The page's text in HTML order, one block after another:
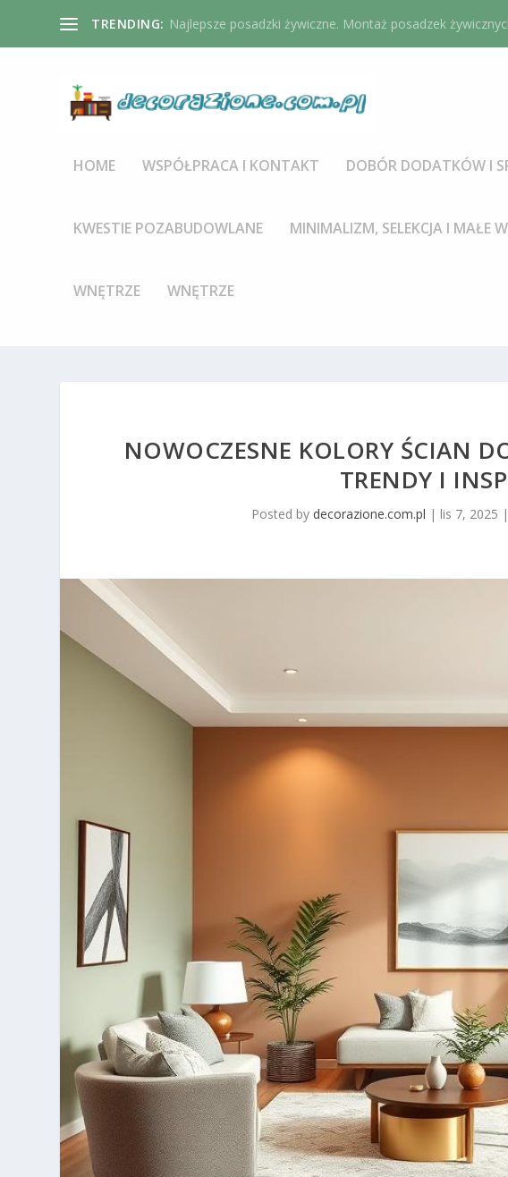
TRENDING: Najlepsze posadzki żywiczne. Montaż posadzek
HOME WSPÓŁPRACA I KONTAKT DOBÓR DODATKÓW I
KWESTIE POZABUDOWLANE MINIMALIZM, SELEKCJA I MAŁE
WNĘTRZE WNĘTRZE
NOWOCZESNE KOLORY ŚCIAN
TRENDY I
Posted by decorazione.com.pl | lis 7, 2025 |